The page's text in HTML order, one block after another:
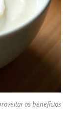
os benefícios